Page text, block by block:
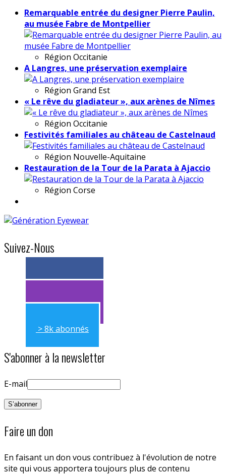
Remarquable entrée du designer Pierre Paulin,
au musée Fabre de Montpellier
Région Occitanie
A Langres, une préservation exemplaire
Région Grand Est
« Le rêve du gladiateur », aux arènes de Nîmes
Région Occitanie
Festivités familiales au château de Castelnaud
Région Nouvelle-Aquitaine
Restauration de la Tour de la Parata à Ajaccio
Région Corse
Suivez-Nous
> 11k abonnés
> 11k abonnés
> 8k abonnés
S'abonner à la newsletter
E-mail
Faire un don
En faisant un don vous contribuez à l'évolution de notre
site qui vous apportera toujours plus de contenu